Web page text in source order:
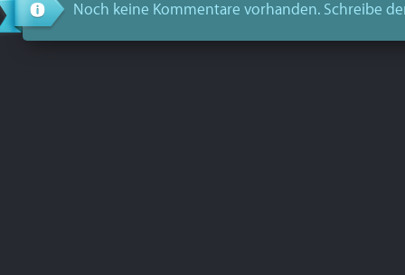
Noch keine Kommentare vorhanden. Schreibe